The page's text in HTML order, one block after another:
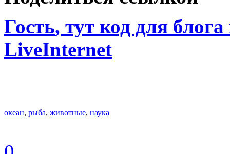
Гость, тут код для
LiveInternet
океан, рыба, животные, наука